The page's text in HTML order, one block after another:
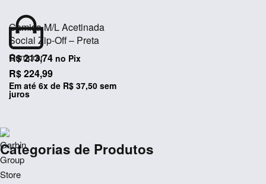
Comprar
Camisa M/L Acetinada
Social Zip-Off – Preta
R$213,74 no Pix
R$224,99
Em até 6x de R$ 37,50 sem
juros
Categorias de Produtos
Camisetas Masculinas